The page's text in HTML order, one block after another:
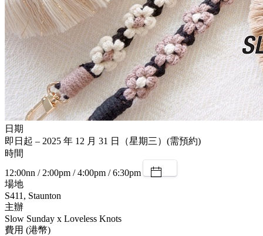
日期
即日起 – 2025 年 12 月 31 日（星期三）(需預約)
時間
12:00nn / 2:00pm / 4:00pm / 6:30pm
場地
S411, Staunton
主辦
Slow Sunday x Loveless Knots
費用 (港幣)